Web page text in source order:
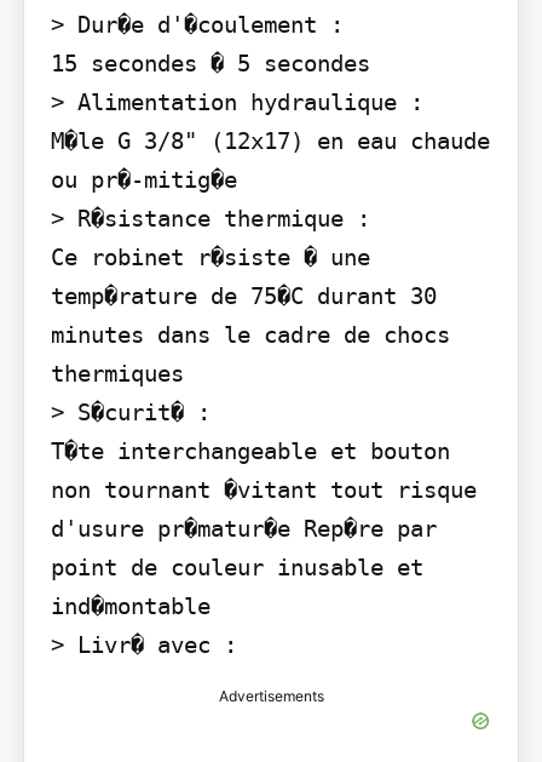
> Dur�e d'�coulement :
15 secondes � 5 secondes
> Alimentation hydraulique :
M�le G 3/8" (12x17) en eau chaude
ou pr�-mitig�e
> R�sistance thermique :
Ce robinet r�siste � une
temp�rature de 75�C durant 30
minutes dans le cadre de chocs
thermiques
> S�curit� :
T�te interchangeable et bouton
non tournant �vitant tout risque
d'usure pr�matur�e Rep�re par
point de couleur inusable et
ind�montable
> Livr� avec :
Advertisements